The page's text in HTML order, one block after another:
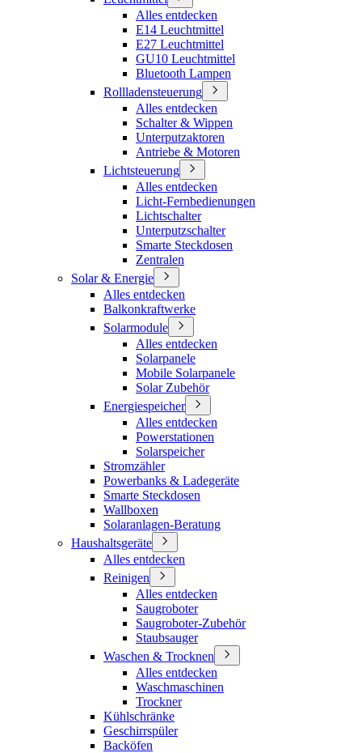
Alles entdecken
E14 Leuchtmittel
E27 Leuchtmittel
GU10 Leuchtmittel
Bluetooth Lampen
Rollladensteuerung
Alles entdecken
Schalter & Wippen
Unterputzaktoren
Antriebe & Motoren
Lichtsteuerung
Alles entdecken
Licht-Fernbedienungen
Lichtschalter
Unterputzschalter
Smarte Steckdosen
Zentralen
Solar & Energie
Alles entdecken
Balkonkraftwerke
Solarmodule
Alles entdecken
Solarpanele
Mobile Solarpanele
Solar Zubehör
Energiespeicher
Alles entdecken
Powerstationen
Solarspeicher
Stromzähler
Powerbanks & Ladegeräte
Smarte Steckdosen
Wallboxen
Solaranlagen-Beratung
Haushaltsgeräte
Alles entdecken
Reinigen
Alles entdecken
Saugroboter
Saugroboter-Zubehör
Staubsauger
Waschen & Trocknen
Alles entdecken
Waschmaschinen
Trockner
Kühlschränke
Geschirrspüler
Backöfen